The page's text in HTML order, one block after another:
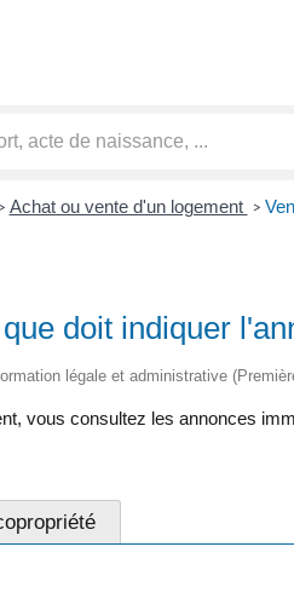
> Achat ou vente d'un logement >
doit indiquer
légale et administrative
vous consultez les annonces